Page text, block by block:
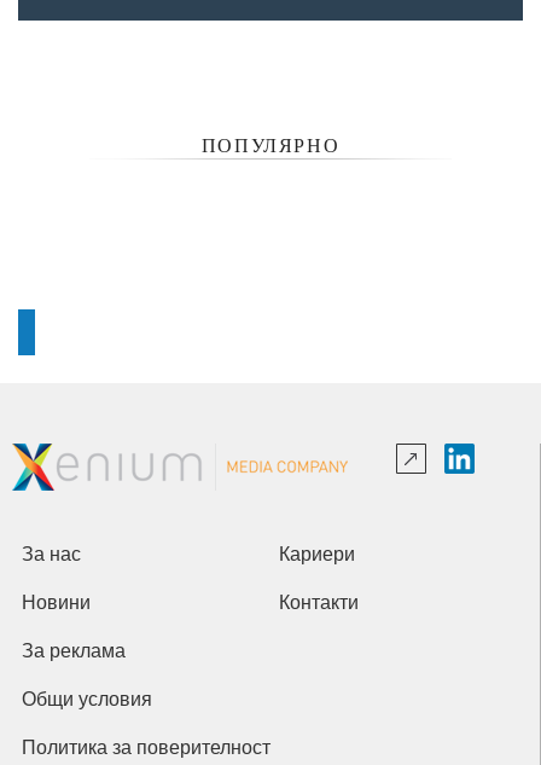
ПОПУЛЯРНО
За нас Кариери
Новини Контакти
За реклама
Общи условия
Политика за поверителност